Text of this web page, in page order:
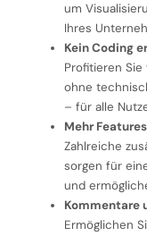
um
Ihres
Kein Coding
Profitieren
ohne
– für alle
Mehr
Zahlreiche
sorgen für
und
Kommentare
Ermöglichen